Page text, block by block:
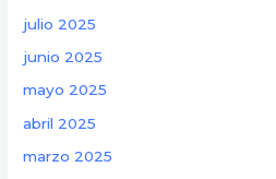
julio 2025
junio 2025
mayo 2025
abril 2025
marzo 2025